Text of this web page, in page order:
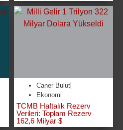
Caner Bulut
Ekonomi
TCMB Haftalık Rezerv
Verileri: Toplam Rezerv
162,6 Milyar $